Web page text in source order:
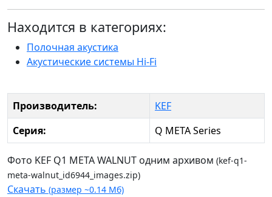
Находится в категориях:
Полочная акустика
Акустические системы Hi-Fi
Производитель:
KEF
Серия:
Q META Series
Фото KEF Q1 META WALNUT одним архивом (kef-q1-
meta-walnut_id6944_images.zip)
Скачать (размер ~0.14 Мб)